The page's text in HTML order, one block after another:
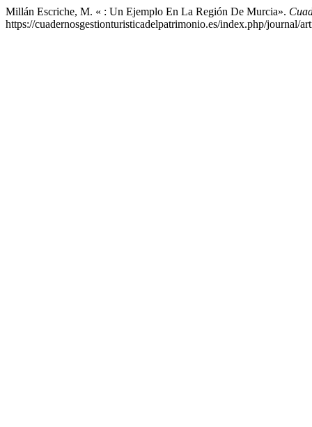
Millán Escriche, M. « : Un Ejemplo En La Región De Murcia».
https://cuadernosgestionturisticadelpatrimonio.es/index.php/journal/